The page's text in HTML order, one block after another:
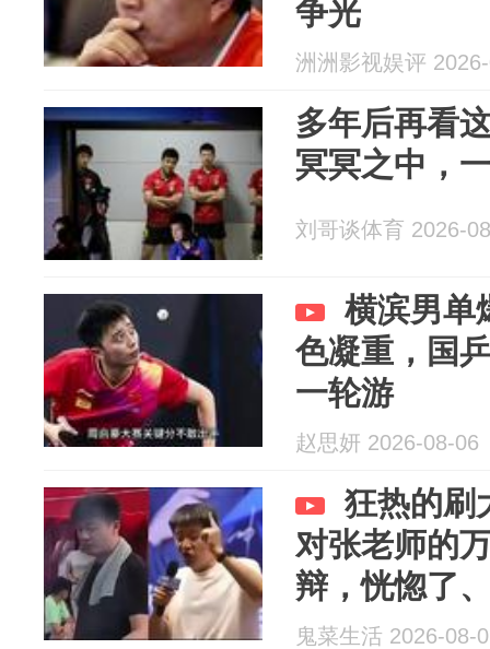
争光
洲洲影视娱评
多年后再看
冥冥之中，
刘哥谈体育 2026-
横滨男单
色凝重，国
一轮游
赵思妍 2026-08-06
狂热的刷
对张老师的
辩，恍惚了
鬼菜生活 2026-08-